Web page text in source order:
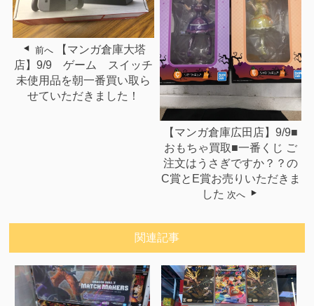
前へ
【マンガ倉庫大塔
店】9/9 ゲーム スイッチ
未使用品を朝一番買い取ら
せていただきました！
【マンガ倉庫広田店】9/9■
おもちゃ買取■一番くじ ご
注文はうさぎですか？？の
C賞とE賞お売りいただきま
した 次へ
関連記事